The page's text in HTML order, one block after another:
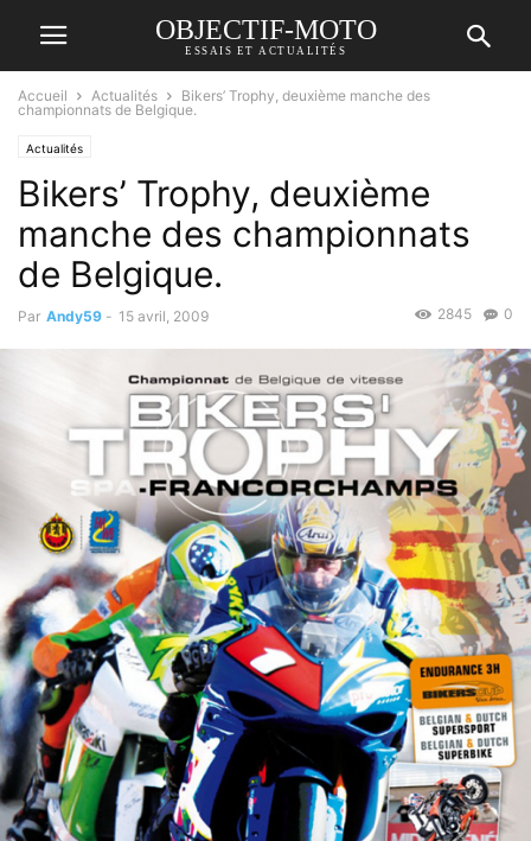
OBJECTIF-MOTO
ESSAIS ET ACTUALITÉS
Accueil Actualités
Bikers’ Trophy, deuxième manche des
championnats de Belgique.
Actualités
Bikers’ Trophy, deuxième
manche des championnats
de Belgique.
Par Andy59 - 15 avril, 2009 0
2845